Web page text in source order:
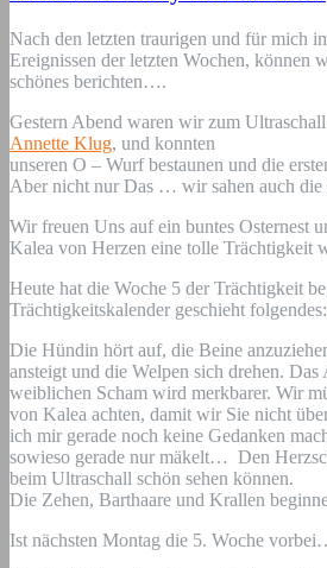
Nach den letzten traurigen und für mich
Ereignissen der letzten Wochen, können
schönes berichten….
Gestern Abend waren wir zum
Annette Klug, und konnten
unseren O – Wurf bestaunen und die
Aber nicht nur Das … wir sahen auch die
Wir freuen Uns auf ein buntes Osternest
Kalea von Herzen eine tolle Trächtigkeit
Heute hat die Woche 5 der Trächtigkeit
Trächtigkeitskalender geschieht folgendes:
Die Hündin hört auf, die Beine
ansteigt und die Welpen sich drehen.
weiblichen Scham wird merkbarer. Wir
von Kalea achten, damit wir Sie nicht
ich mir gerade noch keine Gedanken
sowieso gerade nur mäkelt… Den
beim Ultraschall schön sehen können.
Die Zehen, Barthaare und Krallen
Ist nächsten Montag die 5. Woche